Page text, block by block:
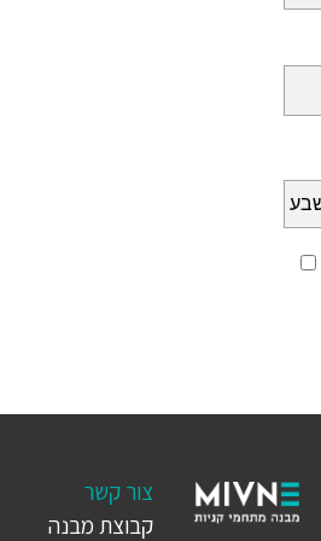
צור קשר
קבוצת מבנה